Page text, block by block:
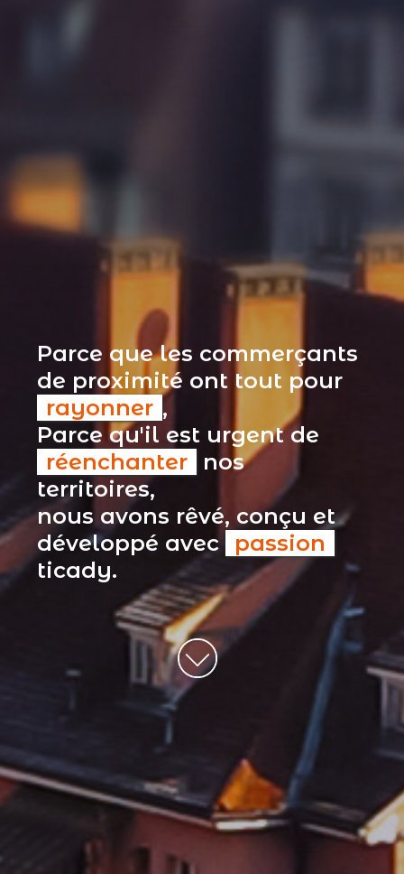
Parce que les commerçants
de proximité ont tout pour
rayonner ,
Parce qu'il est urgent de
réenchanter
nos
territoires,
nous avons rêvé, conçu et
développé avec passion
ticady.